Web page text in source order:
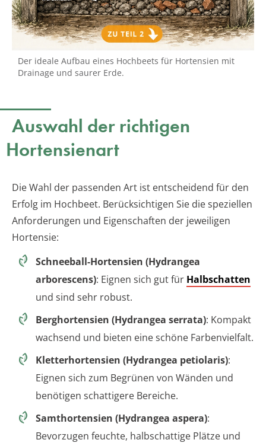
Der ideale Aufbau eines Hochbeets für Hortensien mit
Drainage und saurer Erde.
Auswahl der richtigen
Hortensienart
Die Wahl der passenden Art ist entscheidend für den
Erfolg im Hochbeet. Berücksichtigen Sie die speziellen
Anforderungen und Eigenschaften der jeweiligen
Hortensie:
Schneeball-Hortensien (Hydrangea
arborescens): Eignen sich gut für Halbschatten
und sind sehr robust.
Berghortensien (Hydrangea serrata): Kompakt
wachsend und bieten eine schöne Farbenvielfalt.
Kletterhortensien (Hydrangea petiolaris):
Eignen sich zum Begrünen von Wänden und
benötigen schattigere Bereiche.
Samthortensien (Hydrangea aspera):
Bevorzugen feuchte, halbschattige Plätze und